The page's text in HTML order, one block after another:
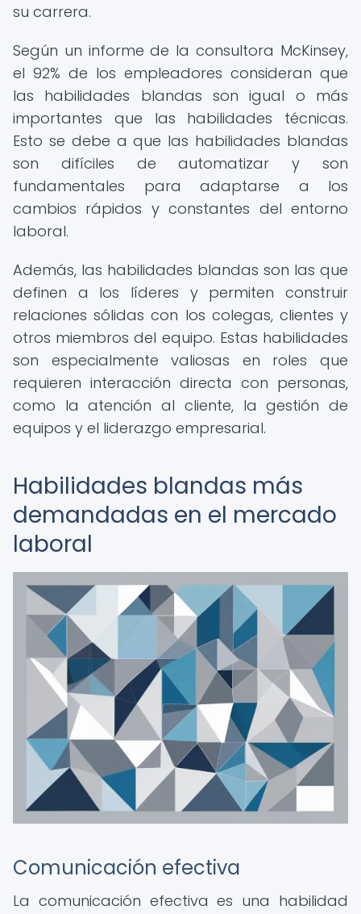
su carrera.
Según un informe de la consultora McKinsey,
el 92% de los empleadores consideran que
las habilidades blandas son igual o más
importantes que las habilidades técnicas.
Esto se debe a que las habilidades blandas
son difíciles de automatizar y son
fundamentales para adaptarse a los
cambios rápidos y constantes del entorno
laboral.
Además, las habilidades blandas son las que
definen a los líderes y permiten construir
relaciones sólidas con los colegas, clientes y
otros miembros del equipo. Estas habilidades
son especialmente valiosas en roles que
requieren interacción directa con personas,
como la atención al cliente, la gestión de
equipos y el liderazgo empresarial.
Habilidades blandas más
demandadas en el mercado
laboral
Comunicación efectiva
La comunicación efectiva es una habilidad